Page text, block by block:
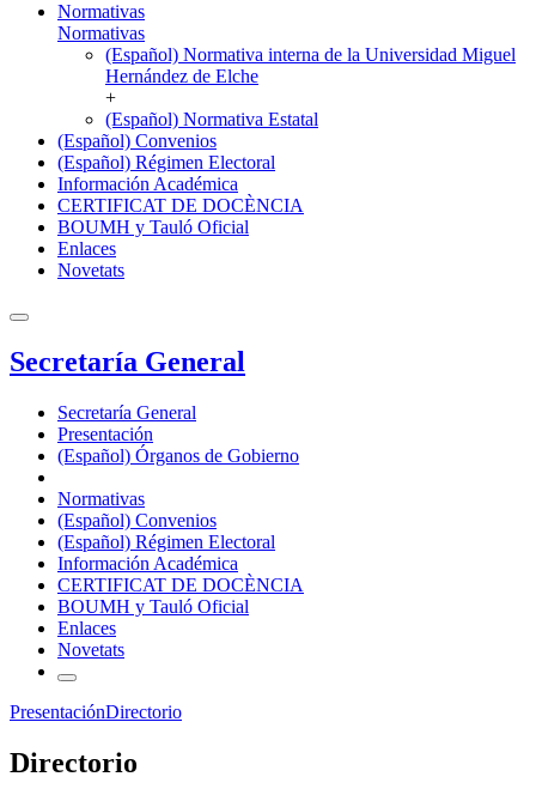
Normativas
Normativas
(Español) Normativa interna de la Universidad Miguel
Hernández de Elche
+
(Español) Normativa Estatal
(Español) Convenios
(Español) Régimen Electoral
Información Académica
CERTIFICAT DE DOCÈNCIA
BOUMH y Tauló Oficial
Enlaces
Novetats
Secretaría General
Secretaría General
Presentación
(Español) Órganos de Gobierno
Normativas
(Español) Convenios
(Español) Régimen Electoral
Información Académica
CERTIFICAT DE DOCÈNCIA
BOUMH y Tauló Oficial
Enlaces
Novetats
PresentaciónDirectorio
Directorio